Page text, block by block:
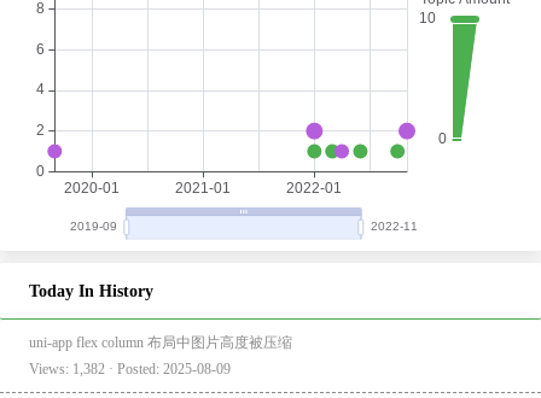
Today In History
uni-app flex column 布局中图片高度被压缩
Views: 1,382 · Posted: 2025-08-09